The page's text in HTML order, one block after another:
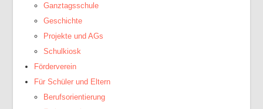
Ganztagsschule
Geschichte
Projekte und AGs
Schulkiosk
Förderverein
Für Schüler und Eltern
Berufsorientierung